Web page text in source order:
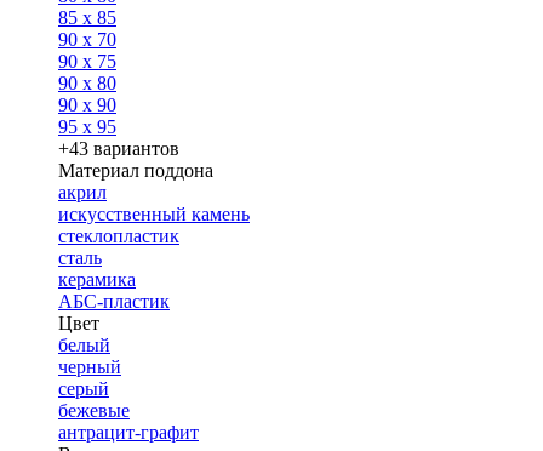
85 x 85
90 x 70
90 x 75
90 x 80
90 x 90
95 x 95
+43 вариантов
Материал поддона
акрил
искусственный камень
стеклопластик
сталь
керамика
АБС-пластик
Цвет
белый
черный
серый
бежевые
антрацит-графит